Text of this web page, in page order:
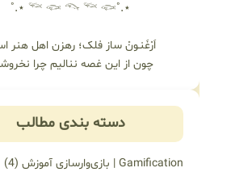
⋆.˚𓆝 𓆟 𓆞 𓆝 𓆟 ⋆.˚
اَرْغَنـونْ ساز فلک؛ رهزن اهل هنر
چون از این غصه ننالیم چرا
دسته بندی مطالب
Gamification | بازی‌وارسازی آموزش
(4)